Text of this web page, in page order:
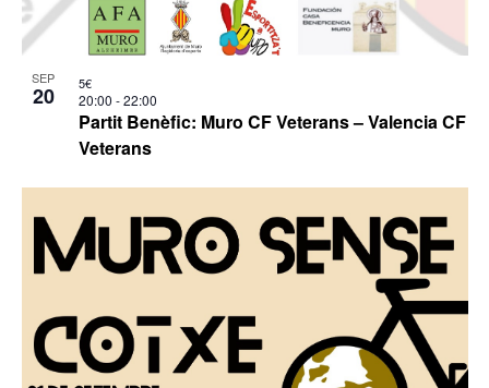
SEP
20
Partit Benèfic: Muro CF Veterans – Valencia CF
Veterans
20:00 -22:00
5€